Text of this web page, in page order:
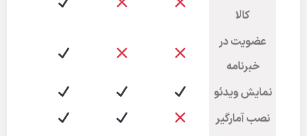
کالا
عضویت در
خبرنامه
نمایش ویدئو
نصب آمارگیر